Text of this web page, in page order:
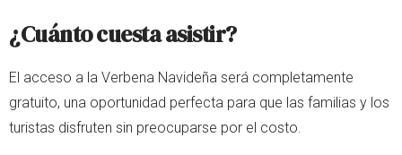
¿Cuánto cuesta asistir?
El acceso a la Verbena Navideña será completamente
gratuito, una oportunidad perfecta para que las familias y los
turistas disfruten sin preocuparse por el costo.